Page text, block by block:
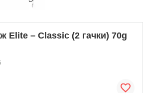
Elite – Classic (2 гачки) 70g